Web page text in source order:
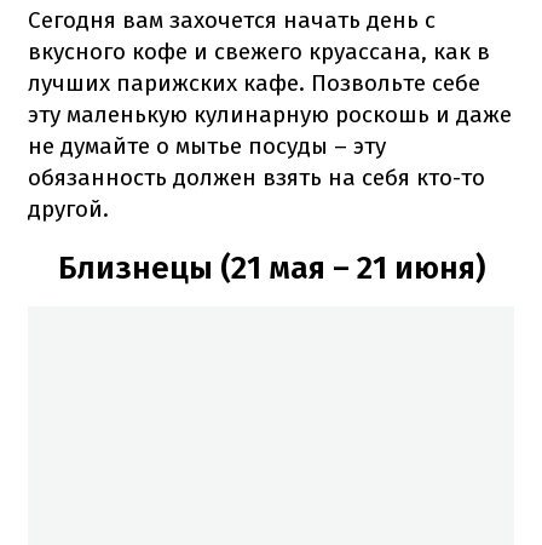
Сегодня вам захочется начать день с
вкусного кофе и свежего круассана, как в
лучших парижских кафе. Позвольте себе
эту маленькую кулинарную роскошь и даже
не думайте о мытье посуды – эту
обязанность должен взять на себя кто-то
другой.
Близнецы (21 мая – 21 июня)